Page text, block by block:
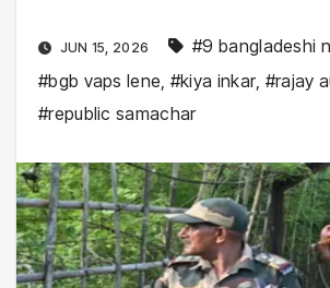
JUN 15, 2026 #9 bangladeshi
#bgb vaps lene, #kiya inkar, #rajay
#republic samachar